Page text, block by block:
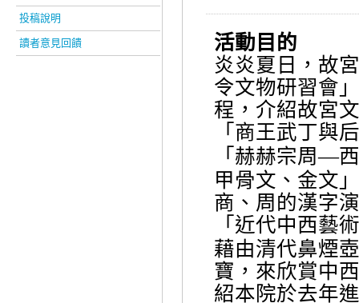
投稿說明
讀者意見回饋
活動目的
炎炎夏日，故
令文物研習會
程，介紹故宮
「商王武丁與
「赫赫宗周—
甲骨文、金文
商、周的漢字
「近代中西藝
藉由清代鼻煙
寶，來欣賞中
紹本院於去年